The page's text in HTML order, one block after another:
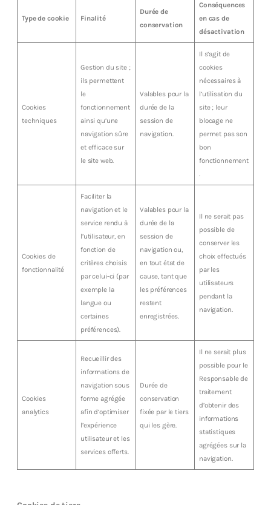
Type de cookie Finalité
Durée de
conservation
Conséquences
en cas de
désactivation
Cookies
techniques
Gestion du site ;
ils permettent
le
fonctionnement
ainsi qu’une
navigation sûre
et efficace sur
le site web.
Valables pour la
durée de la
session de
navigation.
Il s’agit de
cookies
nécessaires à
l’utilisation du
site ; leur
blocage ne
permet pas son
bon
fonctionnement
.
Cookies de
fonctionnalité
Faciliter la
navigation et le
service rendu à
l’utilisateur, en
fonction de
critères choisis
par celui-ci (par
exemple la
langue ou
certaines
préférences).
Valables pour la
durée de la
session de
navigation ou,
en tout état de
cause, tant que
les préférences
restent
enregistrées.
Il ne serait pas
possible de
conserver les
choix effectués
par les
utilisateurs
pendant la
navigation.
Cookies
analytics
Recueillir des
informations de
navigation sous
forme agrégée
afin d’optimiser
l’expérience
utilisateur et les
services offerts.
Durée de
conservation
fixée par le tiers
qui les gère.
Il ne serait plus
possible pour le
Responsable de
traitement
d’obtenir des
informations
statistiques
agrégées sur la
navigation.